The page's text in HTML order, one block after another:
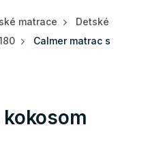
matrace
Detské
Calmer matrac s